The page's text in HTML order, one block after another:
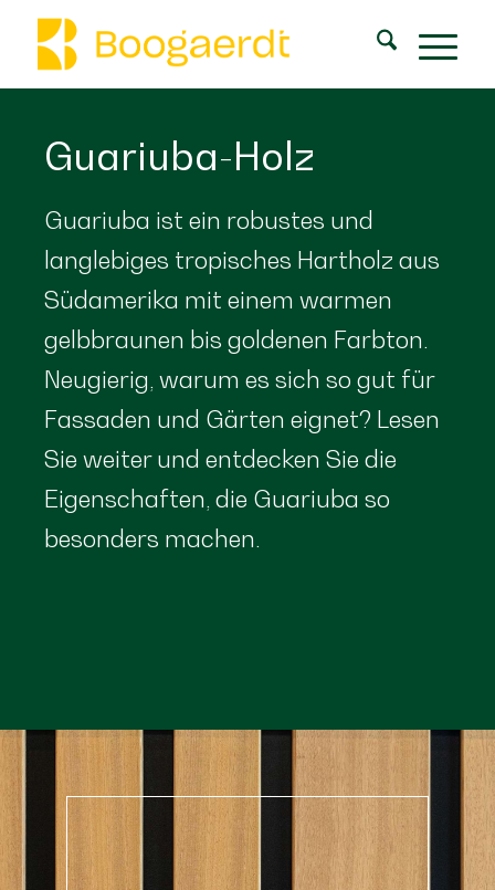
Guariuba-Holz
Guariuba ist ein robustes und
langlebiges tropisches Hartholz aus
Südamerika mit einem warmen
gelbbraunen bis goldenen Farbton.
Neugierig, warum es sich so gut für
Fassaden und Gärten eignet? Lesen
Sie weiter und entdecken Sie die
Eigenschaften, die Guariuba so
besonders machen.